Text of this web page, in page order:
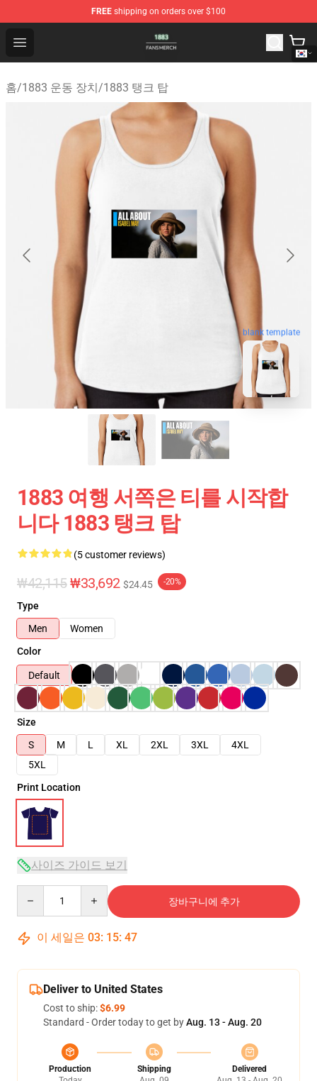
FREE shipping on orders over $100
Open menu
1883 Shop - Official 1883 Merchandise Store
홈/1883 운동 장치/1883 탱크 탑
blank template
1883 여행 서쪽은 티를 시작합
니다 1883 탱크 탑
(5 customer reviews)
₩42,115₩33,692 $24.45 -20%
Type
Men
Women
Color
Default
Size
S
M L XL 2XL 3XL
4XL
5XL
Print Location
사이즈 가이드 보기
장바구니에 추가
이 세일은 03: 15: 46
Deliver to United States
Cost to ship:$6.99
Standard - Order today to get byAug. 13 - Aug. 20
Production
Shipping
Delivered